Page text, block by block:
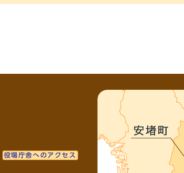
役場庁舎へのアクセス